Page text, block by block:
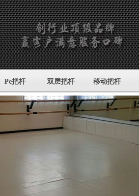
Pe把杆 双层把杆 移动把杆